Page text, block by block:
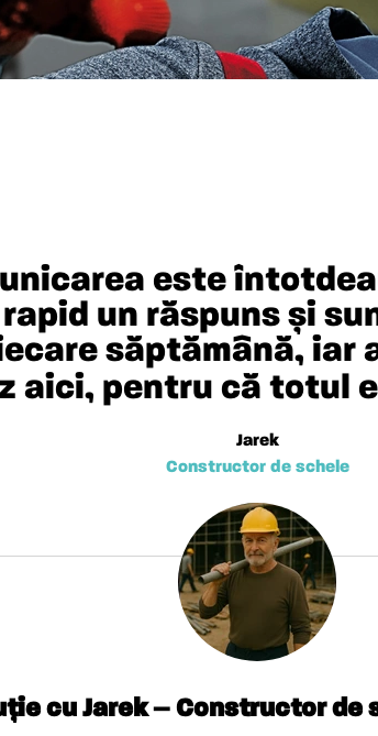
este
un răspuns și
săptămână, iar
aici, pentru că totul
Jarek
Constructor de schele
cu Jarek – Constructor de